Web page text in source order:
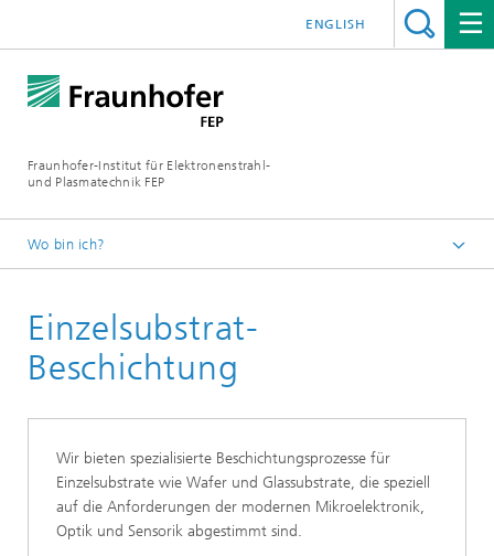
Fraunhofer-Institut für Elektronenstrahl-
und Plasmatechnik FEP
ENGLISH
Wo bin ich?
Technologien und Services
Einzelsubstrat-
Beschichtung
Wir bieten spezialisierte Beschichtungsprozesse für
Einzelsubstrate wie Wafer und Glassubstrate, die speziell
auf die Anforderungen der modernen Mikroelektronik,
Optik und Sensorik abgestimmt sind.